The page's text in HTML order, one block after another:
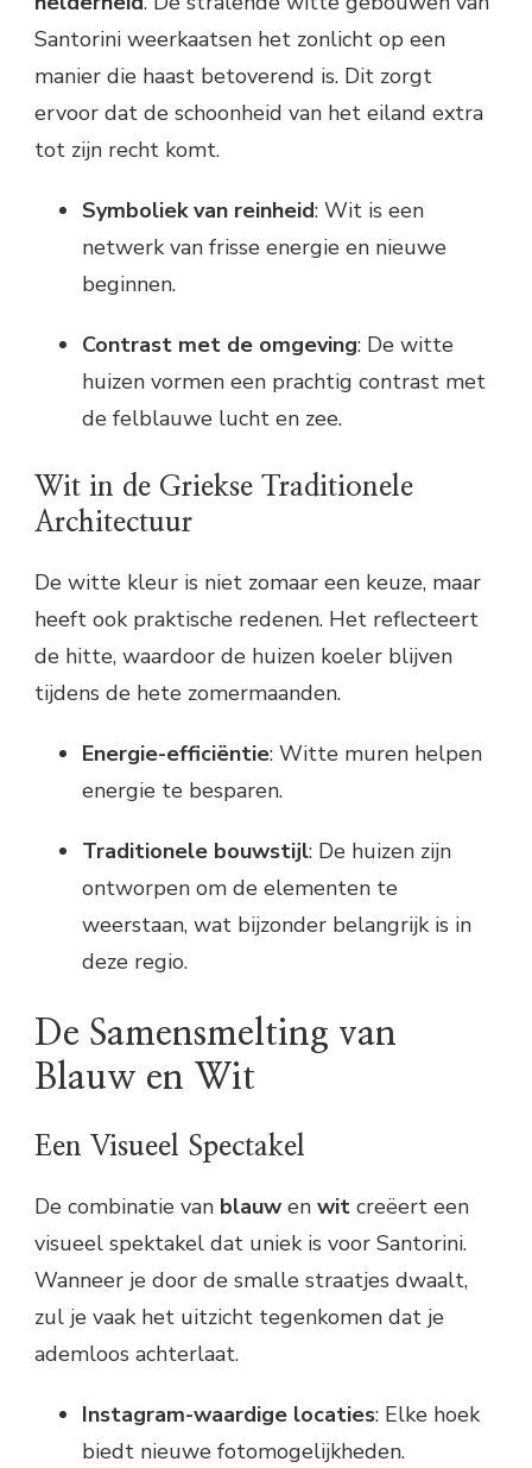
Santorini weerkaatsen het zonlicht op een
manier die haast betoverend is. Dit zorgt
ervoor dat de schoonheid van het eiland extra
tot zijn recht komt.
Symboliek van reinheid: Wit is een
netwerk van frisse energie en nieuwe
beginnen.
Contrast met de omgeving: De witte
huizen vormen een prachtig contrast met
de felblauwe lucht en zee.
Wit in de Griekse Traditionele
Architectuur
De witte kleur is niet zomaar een keuze, maar
heeft ook praktische redenen. Het reflecteert
de hitte, waardoor de huizen koeler blijven
tijdens de hete zomermaanden.
Energie-efficiëntie: Witte muren helpen
energie te besparen.
Traditionele bouwstijl: De huizen zijn
ontworpen om de elementen te
weerstaan, wat bijzonder belangrijk is in
deze regio.
De Samensmelting van
Blauw en Wit
Een Visueel Spectakel
De combinatie van blauw en wit creëert een
visueel spektakel dat uniek is voor Santorini.
Wanneer je door de smalle straatjes dwaalt,
zul je vaak het uitzicht tegenkomen dat je
ademloos achterlaat.
Instagram-waardige locaties: Elke hoek
biedt nieuwe fotomogelijkheden.